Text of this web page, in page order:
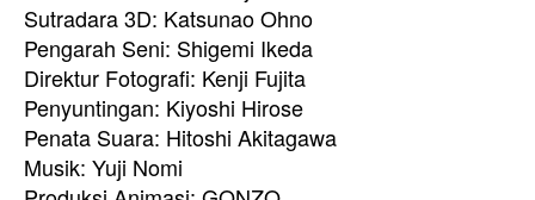
Sutradara 3D: Katsunao Ohno
Pengarah Seni: Shigemi Ikeda
Direktur Fotografi: Kenji Fujita
Penyuntingan: Kiyoshi Hirose
Penata Suara: Hitoshi Akitagawa
Musik: Yuji Nomi